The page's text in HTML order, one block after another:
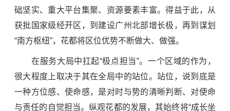
础坚实、重大平台集聚、资源要素丰富。得益于此，从
获批国家级经开区，到建设广州北部增长极，再到谋划
“南方枢纽”，花都将区位优势不断做大、做强。
在服务大局中扛起“极点担当”。一个区域的作为，
很大程度上取决于其在全局中的站位。站位，说到底是
一种方位感、使命感，是对时与势的清晰判断、对使命
与责任的自觉担当。纵观花都的发展，其始终将“成长坐